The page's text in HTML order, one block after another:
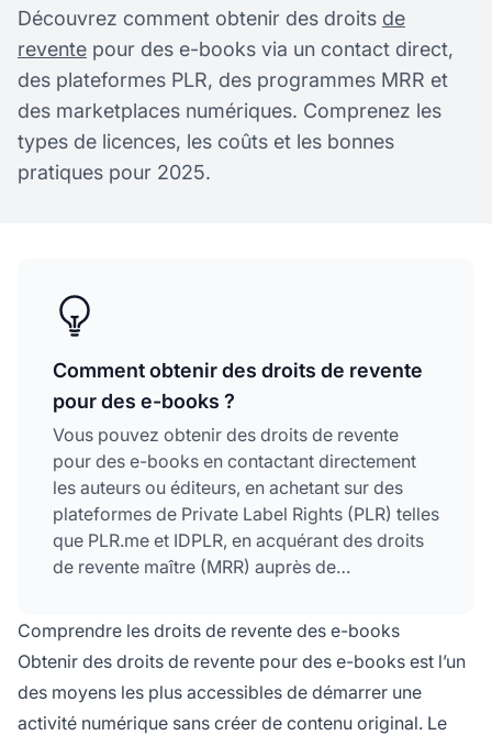
Découvrez comment obtenir des droits de
revente pour des e-books via un contact direct,
des plateformes PLR, des programmes MRR et
des marketplaces numériques. Comprenez les
types de licences, les coûts et les bonnes
pratiques pour 2025.
Comment obtenir des droits de revente
pour des e-books ?
Vous pouvez obtenir des droits de revente
pour des e-books en contactant directement
les auteurs ou éditeurs, en achetant sur des
plateformes de Private Label Rights (PLR) telles
que PLR.me et IDPLR, en acquérant des droits
de revente maître (MRR) auprès de
programmes de revente sur des marketplaces
numériques comme ClickBank, JVZoo et
WarriorPlus. Chaque méthode offre différents
niveaux de licence etde tarification.
Comprendre les droits de revente des e-books
Obtenir des droits de revente pour des e-books est l’un
des moyens les plus accessibles de démarrer une
activité numérique sans créer de contenu original. Le